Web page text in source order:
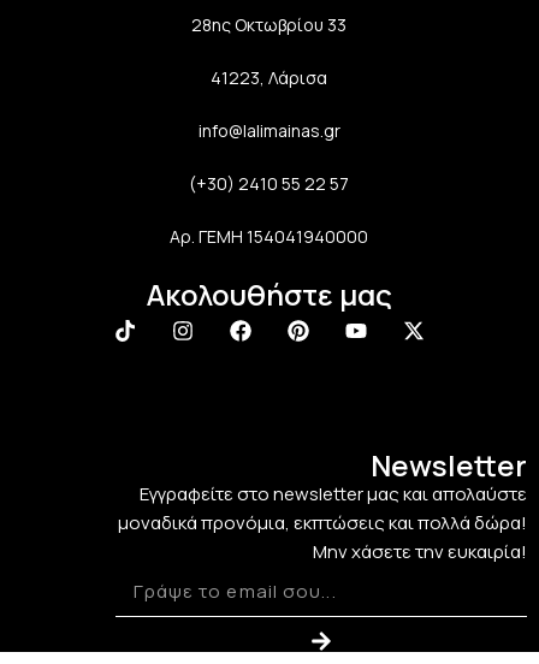
28ης Οκτωβρίου 33
41223, Λάρισα
info@lalimainas.gr
(+30) 2410 55 22 57
Αρ. ΓΕΜΗ 154041940000
Ακολουθήστε μας
Newsletter
Εγγραφείτε στο newsletter μας και απολαύστε
μοναδικά προνόμια, εκπτώσεις και πολλά δώρα!
Μην χάσετε την ευκαιρία!